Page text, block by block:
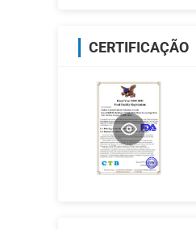
CERTIFICAÇÃO